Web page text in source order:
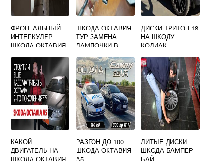
ФРОНТАЛЬНЫЙ
ИНТЕРКУЛЕР
ШКОДА ОКТАВИЯ
ШКОДА ОКТАВИЯ
ТУР ЗАМЕНА
ЛАМПОЧКИ В
ДИСКИ ТРИТОН 18
НА ШКОДУ
КОДИАК
КАКОЙ
ДВИГАТЕЛЬ НА
ШКОДА ОКТАВИЯ
РАЗГОН ДО 100
ШКОДА ОКТАВИЯ
А5
ЛИТЫЕ ДИСКИ
ШКОДА БАМПЕР
БАЙ